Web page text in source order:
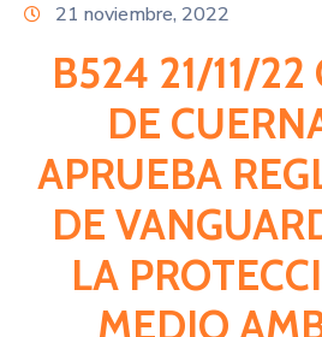
21 noviembre, 2022
B524 21/11/22
DE
APRUEBA
DE
LA
MEDIO